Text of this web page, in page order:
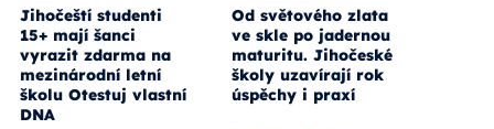
Jihočeští studenti
15+ mají šanci
vyrazit zdarma na
mezinárodní letní
školu Otestuj vlastní
DNA
Od světového zlata
ve skle po jadernou
maturitu. Jihočeské
školy uzavírají rok
úspěchy i praxí